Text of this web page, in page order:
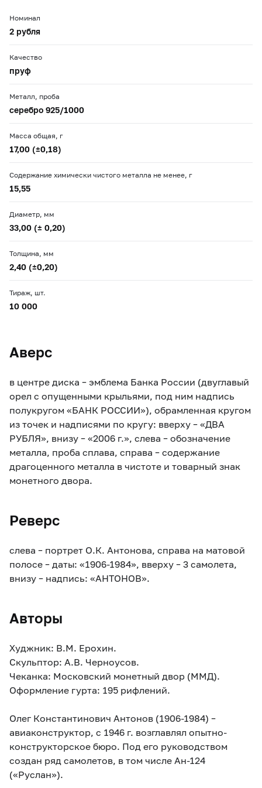
Номинал
2 рубля
Качество
пруф
Металл, проба
серебро 925/1000
Масса общая, г
17,00 (±0,18)
Содержание химически чистого металла не менее, г
15,55
Диаметр, мм
33,00 (± 0,20)
Толщина, мм
2,40 (±0,20)
Тираж, шт.
10 000
Аверс
в центре диска – эмблема Банка России (двуглавый
орел с опущенными крыльями, под ним надпись
полукругом «БАНК РОССИИ»), обрамленная кругом
из точек и надписями по кругу: вверху – «ДВА
РУБЛЯ», внизу – «2006 г.», слева – обозначение
металла, проба сплава, справа – содержание
драгоценного металла в чистоте и товарный знак
монетного двора.
Реверс
слева – портрет О.К. Антонова, справа на матовой
полосе – даты: «1906-1984», вверху – 3 самолета,
внизу – надпись: «АНТОНОВ».
Авторы
Худжник: В.М. Ерохин.
Скульптор: А.В. Черноусов.
Чеканка: Московский монетный двор (ММД).
Оформление гурта: 195 рифлений.
Олег Константинович Антонов (1906-1984) –
авиаконструктор, с 1946 г. возглавлял опытно-
конструкторское бюро. Под его руководством
создан ряд самолетов, в том числе Ан-124
(«Руслан»).